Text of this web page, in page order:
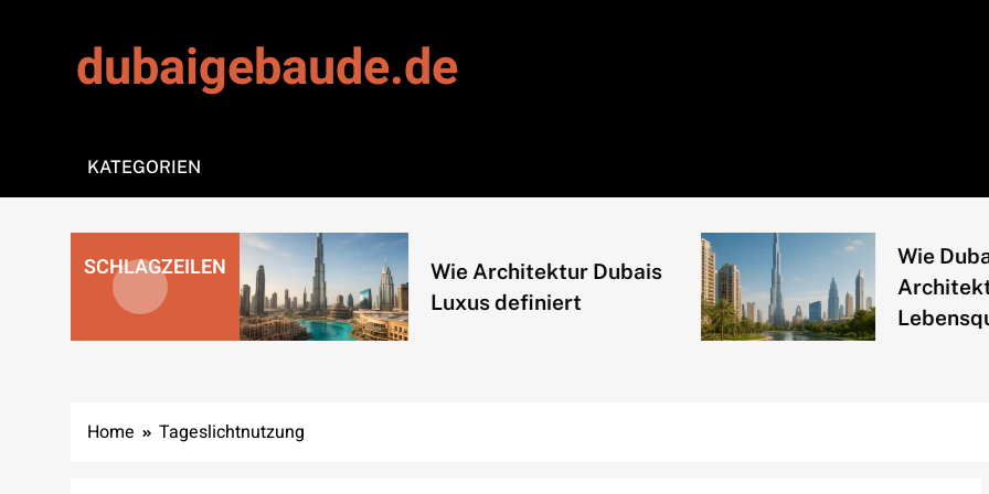
dubaigebaude.de
KATEGORIEN
SCHLAGZEILEN
Räume neu
Wie Architektur Dubais
Luxus definiert
Wie Dubai
Architektur
Home Tageslichtnutzung